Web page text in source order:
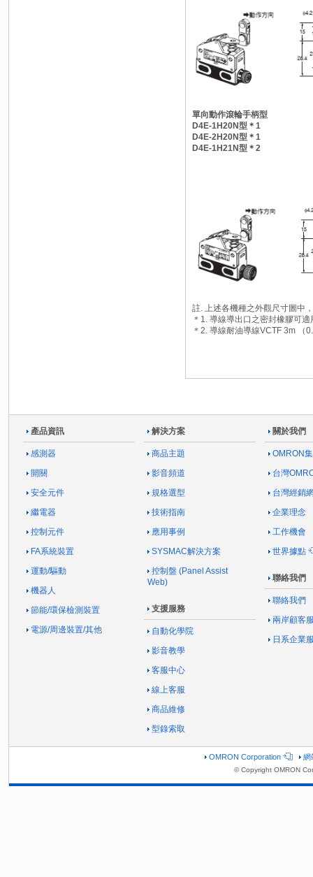
單向動作滾輪手柄型
D4E-1H20N型＊1
D4E-2H20N型＊1
D4E-1H21N型＊2
註. 上述各機種之外觀尺寸圖中
＊1. 導線導出口之密封橡膠可
＊2. 導線耐油導線VCTF 3m （
產品資訊
感測器
開關
安全元件
繼電器
控制元件
FA系統裝置
運動/驅動
機器人
節能/環保檢測裝置
電源/周邊裝置/其他
解決方案
商品主題
影音頻道
規格選型
技術指南
應用事例
SYSMAC解決方案
控制盤 (Panel Assist
Web)
支援服務
自動化學院
影音教學
客服中心
線上客服
商品維修
型錄索取
關於我們
OMRON
台灣
台灣經銷
企業理念
工作機會
世界據點
聯絡我們
聯絡我們
兩岸顧客
日系企業
OMRON Corporation 網
© Copyright OMRON